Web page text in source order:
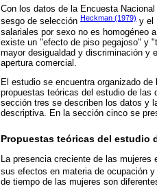
Con los datos de la Encuesta
sesgo de selección Heckman (1979) y el
salariales por sexo no es homogéneo
existe un "efecto de piso pegajoso" y
mayor desigualdad y discriminación y
apertura comercial.
El estudio se encuentra organizado
propuestas teóricas del estudio de las
sección tres se describen los datos y
descriptiva. En la sección cinco se
Propuestas teóricas del estudio
La presencia creciente de las
sus efectos en materia de ocupación
de tiempo de las mujeres son